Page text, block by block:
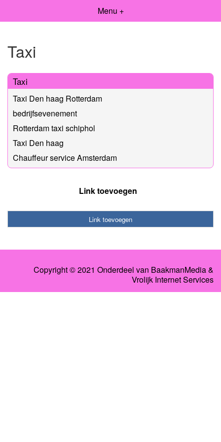
Menu +
Taxi
Taxi
Taxi Den haag Rotterdam
bedrijfsevenement
Rotterdam taxi schiphol
Taxi Den haag
Chauffeur service Amsterdam
Link toevoegen
Link toevoegen
Copyright © 2021 Onderdeel van BaakmanMedia&
Vrolijk Internet Services